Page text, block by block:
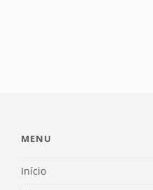
MENU
Início